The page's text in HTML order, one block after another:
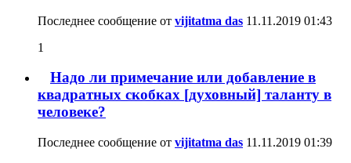
Последнее сообщение от vijitatma das 11.11.2019 01:43
1
Надо ли примечание или добавление в
квадратных скобках [духовный] таланту в
человеке?
Последнее сообщение от vijitatma das 11.11.2019 01:39